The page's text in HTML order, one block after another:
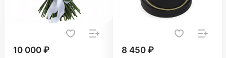
10 000 ₽ 8 450 ₽